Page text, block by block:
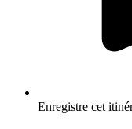
Enregistre cet